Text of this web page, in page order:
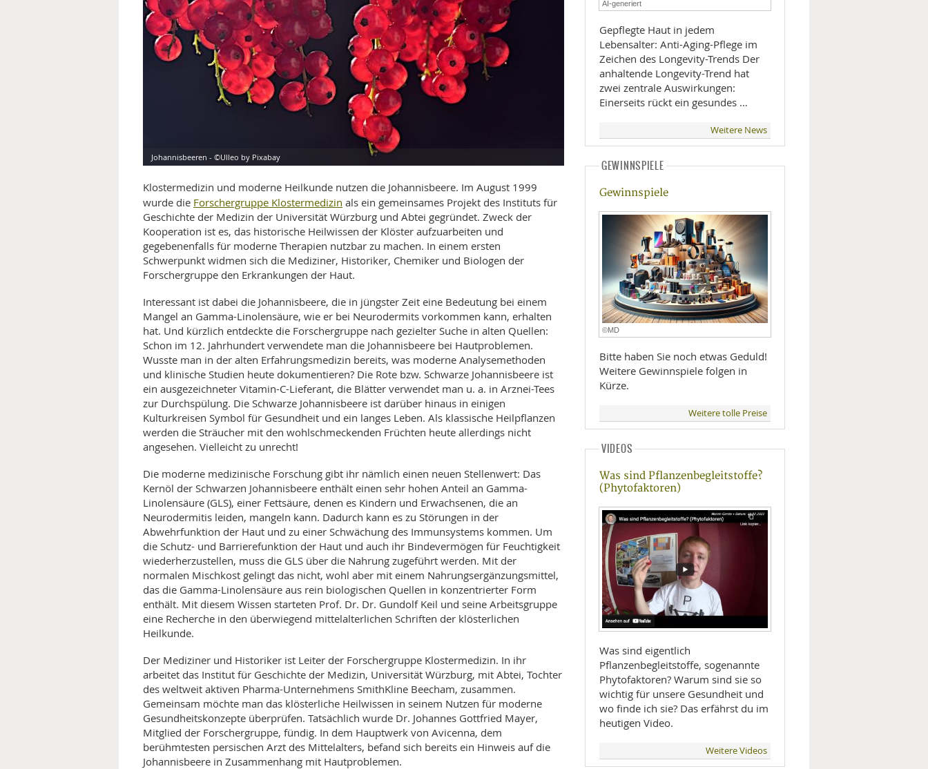
NATURHEILKUNDE
MEDIZINISCHE FACHBEGRIFFE
MUND UND ZÄHNE
PRÄVENTION UND ALTER
WISSENSCHAFT UND FORSCHUNG
MOBILITÄT
Johannisbeeren - ©Ulleo by Pixabay
Klostermedizin und moderne Heilkunde nutzen die Johannisbeere. Im August 1999
wurde die Forschergruppe Klostermedizin als ein gemeinsames Projekt des Instituts für
Geschichte der Medizin der Universität Würzburg und Abtei gegründet. Zweck der
Kooperation ist es, das historische Heilwissen der Klöster aufzuarbeiten und
gegebenenfalls für moderne Therapien nutzbar zu machen. In einem ersten
Schwerpunkt widmen sich die Mediziner, Historiker, Chemiker und Biologen der
Forschergruppe den Erkrankungen der Haut.
Interessant ist dabei die Johannisbeere, die in jüngster Zeit eine Bedeutung bei einem
Mangel an Gamma-Linolensäure, wie er bei Neurodermits vorkommen kann, erhalten
hat. Und kürzlich entdeckte die Forschergruppe nach gezielter Suche in alten Quellen:
Schon im 12. Jahrhundert verwendete man die Johannisbeere bei Hautproblemen.
Wusste man in der alten Erfahrungsmedizin bereits, was moderne Analysemethoden
und klinische Studien heute dokumentieren? Die Rote bzw. Schwarze Johannisbeere ist
ein ausgezeichneter Vitamin-C-Lieferant, die Blätter verwendet man u. a. in Arznei-Tees
zur Durchspülung. Die Schwarze Johannisbeere ist darüber hinaus in einigen
Kulturkreisen Symbol für Gesundheit und ein langes Leben. Als klassische Heilpflanzen
werden die Sträucher mit den wohlschmeckenden Früchten heute allerdings nicht
angesehen. Vielleicht zu unrecht!
Die moderne medizinische Forschung gibt ihr nämlich einen neuen Stellenwert: Das
Kernöl der Schwarzen Johannisbeere enthält einen sehr hohen Anteil an Gamma-
Linolensäure (GLS), einer Fettsäure, denen es Kindern und Erwachsenen, die an
Neurodermitis leiden, mangeln kann. Dadurch kann es zu Störungen in der
Abwehrfunktion der Haut und zu einer Schwächung des Immunsystems kommen. Um
die Schutz- und Barrierefunktion der Haut und auch ihr Bindevermögen für Feuchtigkeit
wiederherzustellen, muss die GLS über die Nahrung zugeführt werden. Mit der
normalen Mischkost gelingt das nicht, wohl aber mit einem Nahrungsergänzungsmittel,
das die Gamma-Linolensäure aus rein biologischen Quellen in konzentrierter Form
enthält. Mit diesem Wissen starteten Prof. Dr. Dr. Gundolf Keil und seine Arbeitsgruppe
eine Recherche in den überwiegend mittelalterlichen Schriften der klösterlichen
Heilkunde.
Der Mediziner und Historiker ist Leiter der Forschergruppe Klostermedizin. In ihr
arbeitet das Institut für Geschichte der Medizin, Universität Würzburg, mit Abtei, Tochter
des weltweit aktiven Pharma-Unternehmens SmithKline Beecham, zusammen.
Gemeinsam möchte man das klösterliche Heilwissen in seinem Nutzen für moderne
Gesundheitskonzepte überprüfen. Tatsächlich wurde Dr. Johannes Gottfried Mayer,
Mitglied der Forschergruppe, fündig. In dem Hauptwerk von Avicenna, dem
berühmtesten persischen Arzt des Mittelalters, befand sich bereits ein Hinweis auf die
Johannisbeere in Zusammenhang mit Hautproblemen.
AI-generiert
Gepflegte Haut in jedem
Lebensalter: Anti-Aging-Pflege im
Zeichen des Longevity-Trends Der
anhaltende Longevity-Trend hat
zwei zentrale Auswirkungen:
Einerseits rückt ein gesundes …
Weitere News
GEWINNSPIELE
Gewinnspiele
©MD
Bitte haben Sie noch etwas Geduld!
Weitere Gewinnspiele folgen in
Kürze.
Weitere tolle Preise
VIDEOS
Was sind Pflanzenbegleitstoffe?
(Phytofaktoren)
Was sind eigentlich
Pflanzenbegleitstoffe, sogenannte
Phytofaktoren? Warum sind sie so
wichtig für unsere Gesundheit und
wo finde ich sie? Das erfährst du im
heutigen Video.
Weitere Videos